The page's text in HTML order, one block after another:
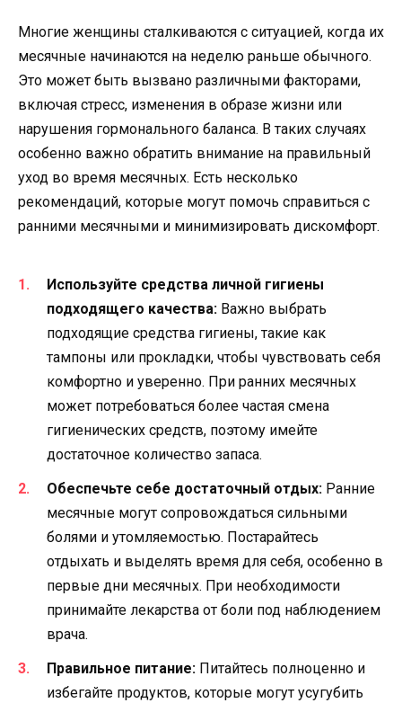
Многие женщины сталкиваются с ситуацией, когда их
месячные начинаются на неделю раньше обычного.
Это может быть вызвано различными факторами,
включая стресс, изменения в образе жизни или
нарушения гормонального баланса. В таких случаях
особенно важно обратить внимание на правильный
уход во время месячных. Есть несколько
рекомендаций, которые могут помочь справиться с
ранними месячными и минимизировать дискомфорт.
Используйте средства личной гигиены
подходящего качества: Важно выбрать
подходящие средства гигиены, такие как
тампоны или прокладки, чтобы чувствовать себя
комфортно и уверенно. При ранних месячных
может потребоваться более частая смена
гигиенических средств, поэтому имейте
достаточное количество запаса.
Обеспечьте себе достаточный отдых: Ранние
месячные могут сопровождаться сильными
болями и утомляемостью. Постарайтесь
отдыхать и выделять время для себя, особенно в
первые дни месячных. При необходимости
принимайте лекарства от боли под наблюдением
врача.
Правильное питание: Питайтесь полноценно и
избегайте продуктов, которые могут усугубить